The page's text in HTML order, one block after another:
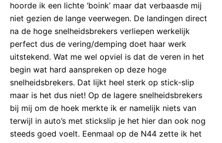
hoorde ik een lichte ‘boink’ maar dat verbaasde mij
niet gezien de lange veerwegen. De landingen direct
na de hoge snelheidsbrekers verliepen werkelijk
perfect dus de vering/demping doet haar werk
uitstekend. Wat me wel opviel is dat de veren in het
begin wat hard aanspreken op deze hoge
snelheidsbrekers. Dat lijkt heel sterk op stick-slip
maar is het dus niet! Op de lagere snelheidsbrekers
bij mij om de hoek merkte ik er namelijk niets van
terwijl in auto’s met stickslip je het hier dan ook nog
steeds goed voelt. Eenmaal op de N44 zette ik het